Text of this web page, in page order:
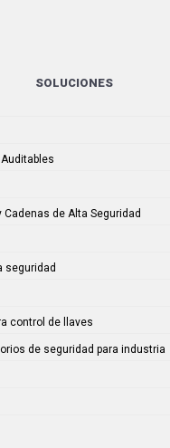
SOLUCIONES
de Alta Seguridad
seguridad
control de llaves
de seguridad para industria